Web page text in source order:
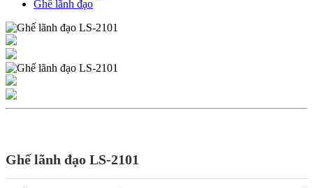
Ghế lãnh đạo
Ghế lãnh đạo LS-2101